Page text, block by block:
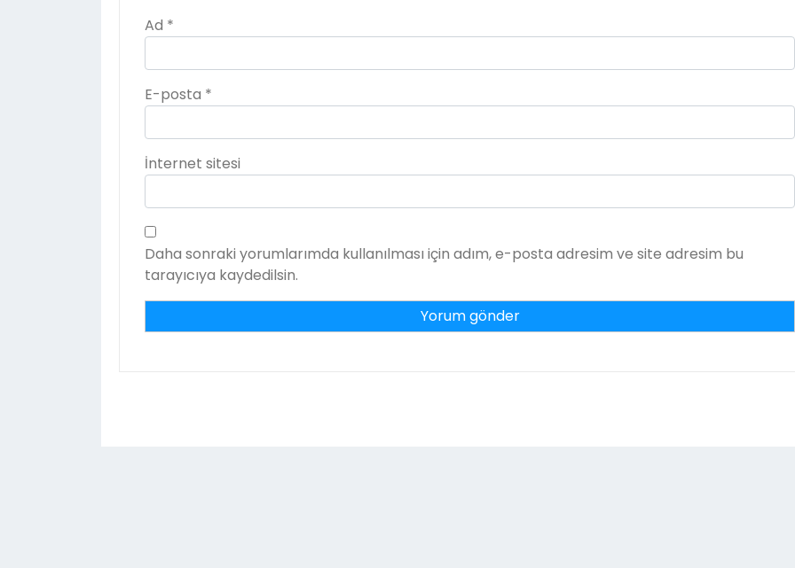
Ad *
E-posta *
İnternet sitesi
Daha sonraki yorumlarımda kullanılması için adım, e-posta adresim ve site adresim bu
tarayıcıya kaydedilsin.